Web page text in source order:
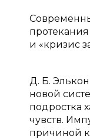
и «кризис
Д. Б.
новой
подростка
чувств.
причиной